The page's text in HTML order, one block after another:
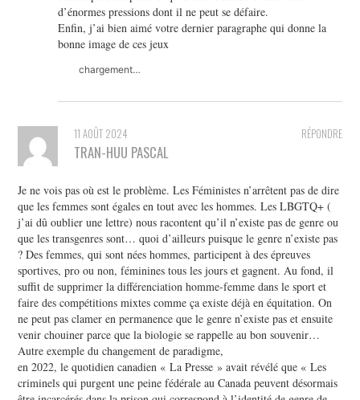
d’énormes pressions dont il ne peut se défaire.
Enfin, j’ai bien aimé votre dernier paragraphe qui donne la
bonne image de ces jeux
chargement…
RÉPONDRE
11 AOÛT 2024
TRAN-HUU PASCAL
Je ne vois pas où est le problème. Les Féministes n’arrêtent pas de dire
que les femmes sont égales en tout avec les hommes. Les LBGTQ+ (
j’ai dû oublier une lettre) nous racontent qu’il n’existe pas de genre ou
que les transgenres sont… quoi d’ailleurs puisque le genre n’existe pas
? Des femmes, qui sont nées hommes, participent à des épreuves
sportives, pro ou non, féminines tous les jours et gagnent. Au fond, il
suffit de supprimer la différenciation homme-femme dans le sport et
faire des compétitions mixtes comme ça existe déjà en équitation. On
ne peut pas clamer en permanence que le genre n’existe pas et ensuite
venir chouiner parce que la biologie se rappelle au bon souvenir…
Autre exemple du changement de paradigme,
en 2022, le quotidien canadien « La Presse » avait révélé que « Les
criminels qui purgent une peine fédérale au Canada peuvent désormais